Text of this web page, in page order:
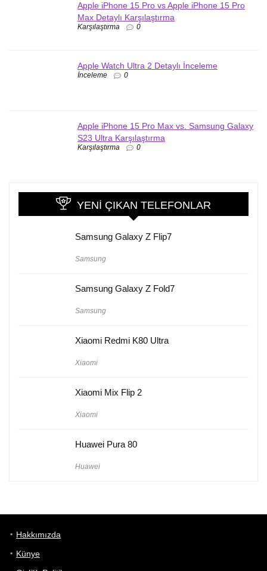
Apple iPhone 15 Pro vs Apple iPhone 15 Pro
Max Detaylı Karşılaştırma
Karşılaştırma 0
Apple Watch Ultra 2 Detaylı İnceleme
İnceleme 0
Apple iPhone 15 Pro Max vs. Samsung Galaxy
S23 Ultra Karşılaştırma
Karşılaştırma 0
YENI ÇIKAN TELEFONLAR
Samsung Galaxy Z Flip7
Samsung
Samsung Galaxy Z Fold7
Samsung
Xiaomi Redmi K80 Ultra
Xiaomi
Xiaomi Mix Flip 2
Xiaomi
Huawei Pura 80
Huawei
Hakkımızda
Künye